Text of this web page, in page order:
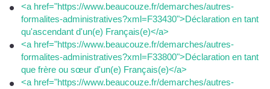
<a href="https://www.beaucouze.fr/demarches/autres-
formalites-administratives?xml=F33430">Déclaration en tant
qu'ascendant d'un(e) Français(e)</a>
<a href="https://www.beaucouze.fr/demarches/autres-
formalites-administratives?xml=F33800">Déclaration en tant
que frère ou sœur d'un(e) Français(e)</a>
<a href="https://www.beaucouze.fr/demarches/autres-